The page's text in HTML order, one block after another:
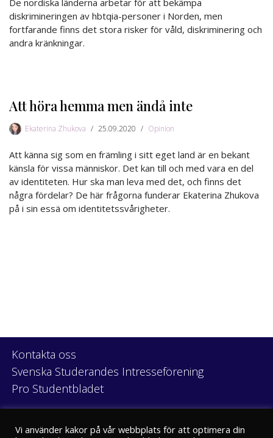
diskrimineringen av hbtqia-personer i Norden, men
fortfarande finns det stora risker för våld, diskriminering och
andra kränkningar.
Att höra hemma men ändå inte
Ekaterina Zhukova 25.09.2020 Opinion
Att känna sig som en främling i sitt eget land är en bekant
känsla för vissa människor. Det kan till och med vara en del
av identiteten. Hur ska man leva med det, och finns det
några fördelar? De här frågorna funderar Ekaterina Zhukova
på i sin essä om identitetssvårigheter.
Kontakta oss
Svenska Studerandes Intresseförening
Pro Studentbladet
Vi använder kakor på vår webbplats för att optimera din